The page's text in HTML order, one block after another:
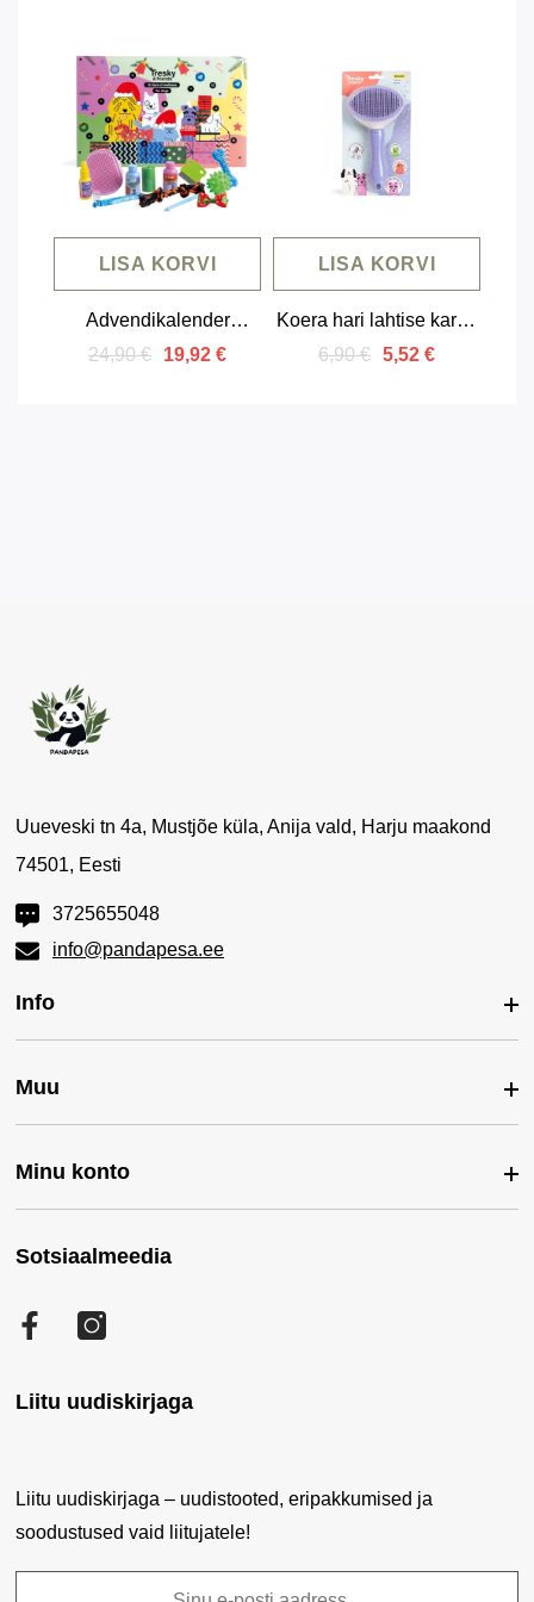
LISA KORVI
Advendikalender
lemmikloomadele
24,90 € 19,92 €
LISA KORVI
Koera hari lahtise karva
eemaldamiseks
6,90 € 5,52 €
Uueveski tn 4a, Mustjõe küla, Anija vald, Harju maakond
74501, Eesti
3725655048
info@pandapesa.ee
Info
Meist
Kontakt
Pandapesa Mustika Keskus
Ostujuhend
Privaatsuspoliitika
Muu
Kaubamärgid
Soodustooted
Uued tooted
Sisukaart
Minu konto
Minu konto
Tellitud tooted
Soovikorv
Sotsiaalmeedia
Facebook
Liitu uudiskirjaga
Liitu uudiskirjaga – uudistooted, eripakkumised ja
soodustused vaid liitujatele!